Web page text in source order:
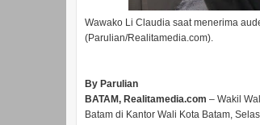
Wawako Li Claudia saat menerima
(Parulian/Realitamedia.com).
By Parulian
BATAM, Realitamedia.com – Wakil
Batam di Kantor Wali Kota Batam,